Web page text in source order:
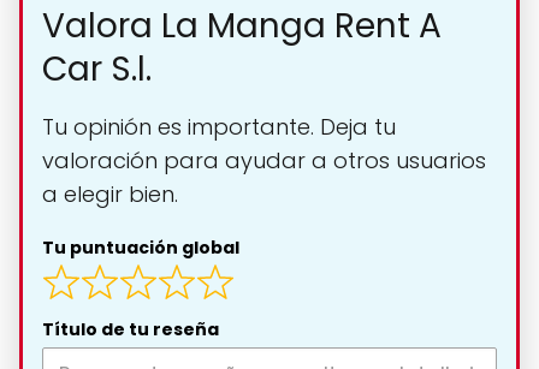
Valora La Manga Rent A
Car S.l.
Tu opinión es importante. Deja tu
valoración para ayudar a otros usuarios
a elegir bien.
Tu puntuación global
Título de tu reseña